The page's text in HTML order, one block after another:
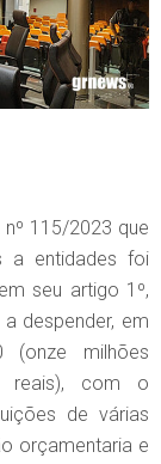
115/2023 que
a entidades foi
seu artigo 1º,
despender, em
(onze milhões
reais), com o
de várias
orçamentaria e